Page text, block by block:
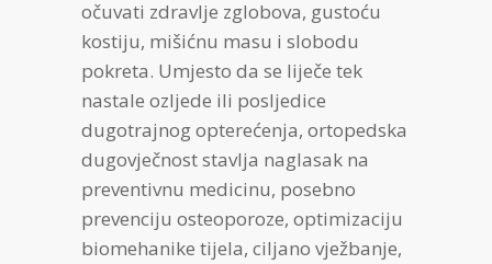
očuvati zdravlje zglobova, gustoću
kostiju, mišićnu masu i slobodu
pokreta. Umjesto da se liječe tek
nastale ozljede ili posljedice
dugotrajnog opterećenja, ortopedska
dugovječnost stavlja naglasak na
preventivnu medicinu, posebno
prevenciju osteoporoze, optimizaciju
biomehanike tijela, ciljano vježbanje,